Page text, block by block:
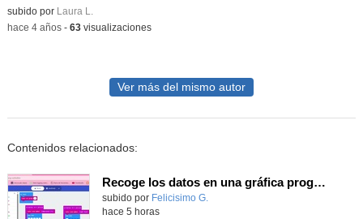
Contenido educativo.
subido por Laura L.
-hace 4 años- 63visualizaciones
Ver más del mismo autor
Contenidos relacionados:
Recoge los datos en una gráfica programando tu placa microbit con MakeCode y conoce la Tª y nivel de luz en este eclipse
Contenido educativo.
subido por Felicisimo G.
hace 5 horas